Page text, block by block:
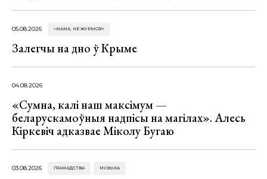
05.08.2026 «МАМА, НЕ ЖУРЫСЯ!»
Залегчы на дно ў Крыме
04.08.2026
«Сумна, калі наш максімум —
беларускамоўныя надпісы на магілах». Алесь
Кіркевіч адказвае Міколу Бугаю
03.08.2026 ГРАМАДСТВА МУЗЫКА